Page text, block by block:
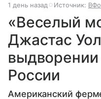
1 день назад Источник:
«Веселый
Джастас
выдворении
России
Американский